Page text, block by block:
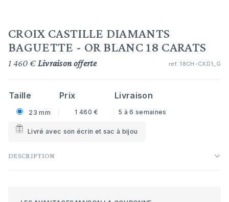
CROIX CASTILLE DIAMANTS
BAGUETTE - OR BLANC 18 CARATS
1 460 € Livraison offerte ref. 18CH-CXD1_G
Taille Prix Livraison
23 mm 1 460 € 5 à 6 semaines
Livré avec son écrin et sac à bijou
DESCRIPTION